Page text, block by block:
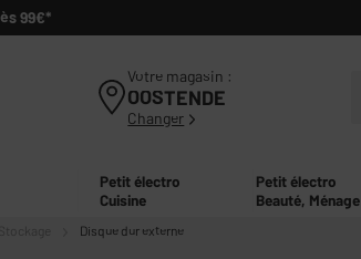
99€*
Votre magasin :
OOSTENDE
Changer
Petit électro
Cuisine
Petit électro
Beauté, Ménage
Disque dur externe